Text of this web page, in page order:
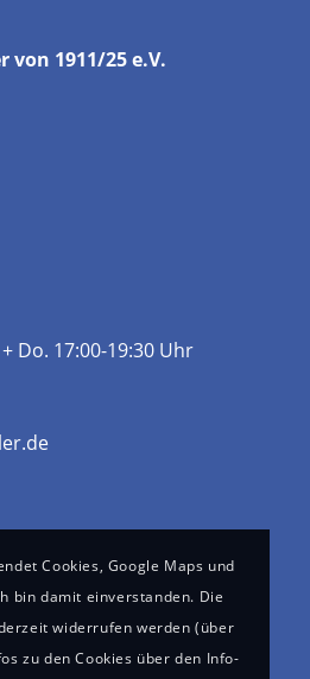
von 1911/25 e.V.
Do. 17:00-19:30 Uhr
Cookies, Google Maps und
bin damit einverstanden. Die
widerrufen werden (über
zu den Cookies über den Info-